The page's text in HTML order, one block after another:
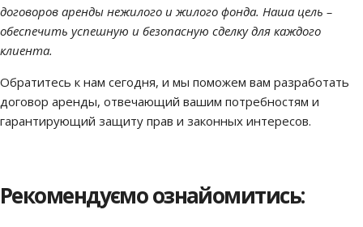
договоров аренды нежилого и жилого фонда. Наша цель –
обеспечить успешную и безопасную сделку для каждого
клиента.
Обратитесь к нам сегодня, и мы поможем вам разработать
договор аренды, отвечающий вашим потребностям и
гарантирующий защиту прав и законных интересов.
Рекомендуємо ознайомитись: